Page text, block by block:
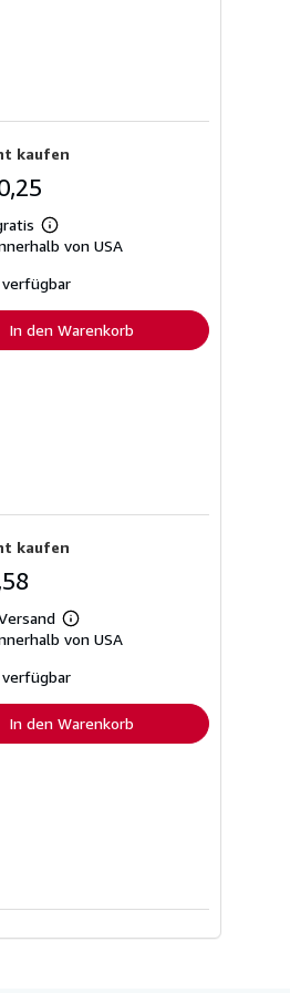
kaufen
Weitere
Informationen
Versandkosten
von USA
In den Warenkorb
kaufen
Weitere
Informationen
Versandkosten
von USA
In den Warenkorb